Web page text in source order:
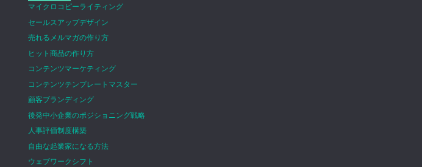
マイクロコピーライティング
セールスアップデザイン
売れるメルマガの作り方
ヒット商品の作り方
コンテンツマーケティング
コンテンツテンプレートマスター
顧客ブランディング
後発中小企業のポジショニング戦略
人事評価制度構築
自由な起業家になる方法
ウェブワークシフト